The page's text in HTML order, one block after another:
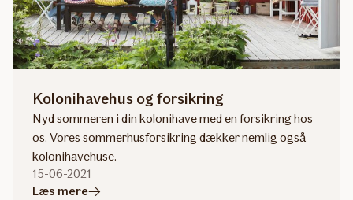
Kolonihavehus og forsikring
Nyd sommeren i din kolonihave med en forsikring hos
os. Vores sommerhusforsikring dækker nemlig også
kolonihavehuse.
15-06-2021
Læs merei